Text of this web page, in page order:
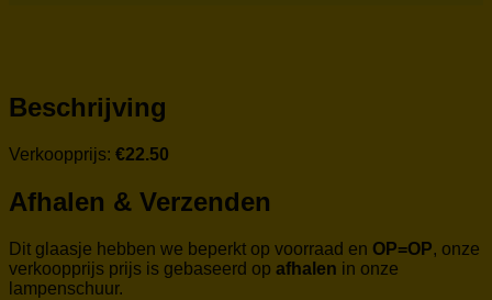
Beschrijving
Verkoopprijs: €22.50
Afhalen & Verzenden
Dit glaasje hebben we beperkt op voorraad en OP=OP, onze
verkoopprijs prijs is gebaseerd op afhalen in onze
lampenschuur.